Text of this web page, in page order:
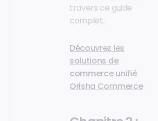
travers ce guide
complet.
Découvrez les
solutions de
commerce unifié
Orisha Commerce